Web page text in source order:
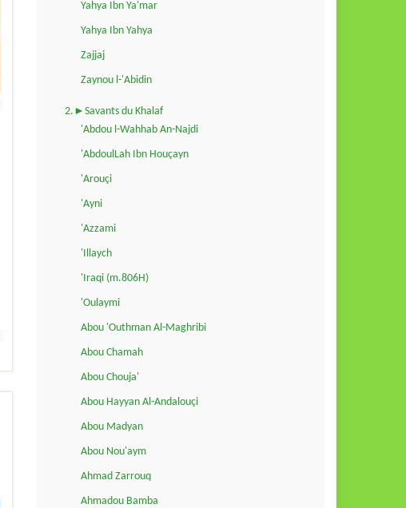
Yahya Ibn Ya'mar
Yahya Ibn Yahya
Zajjaj
Zaynou l-'Abidin
2.►Savants du Khalaf
'Abdou l-Wahhab An-Najdi
'AbdoulLah Ibn Houçayn
'Arouçi
'Ayni
'Azzami
'Illaych
'Iraqi (m.806H)
'Oulaymi
Abou 'Outhman Al-Maghribi
Abou Chamah
Abou Chouja'
Abou Hayyan Al-Andalouçi
Abou Madyan
Abou Nou'aym
Ahmad Zarrouq
Ahmadou Bamba